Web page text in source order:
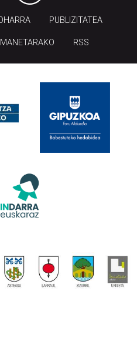
PUBLIZITATEA
RSS